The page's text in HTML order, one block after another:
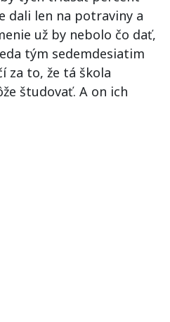
dali len na potraviny a
už by nebolo čo dať,
tým sedemdesiatim
za to, že tá škola
študovať. A on ich